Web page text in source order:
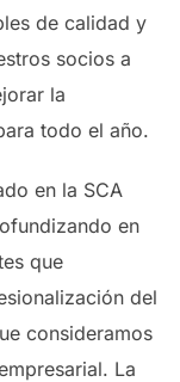
de calidad y
socios a
la
todo el año.
en la SCA
en
que
del
consideramos
La